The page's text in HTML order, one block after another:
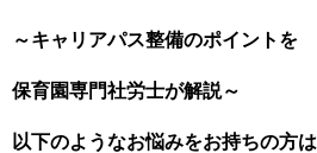
～キャリアパス整備のポイントを
保育園専門社労士が解説～
以下のようなお悩みをお持ちの方は